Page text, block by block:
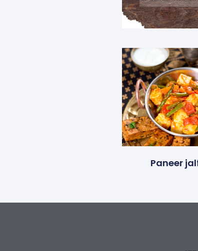
Paneer